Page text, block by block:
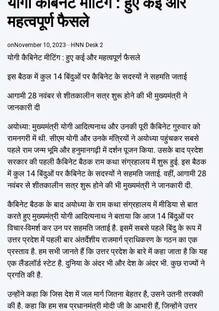
महत्वपूर्ण फैसले
onNovember 10, 2023 HNN Desk 2
योगी कैबिनेट मीटिंग : हुए कई और महत्वपूर्ण फैसले
इस बैठक में कुल 14 बिंदुओं पर कैबिनेट के सदस्यों ने सहमति जताई
आगामी 28 नवंबर से शीतकालीन सत्र शुरू होने की भी मुख्यमंत्री ने
जानकारी दी
अयोध्या: मुख्यमंत्री योगी आदित्यनाथ और उनकी पूरी कैबिनेट गुरुवार को
रामनगरी में थी. सीएम योगी और उनके मंत्रियों ने अयोध्या पहुंचकर सबसे
पहले राम जन्म भूमि और हनुमानगढ़ी में दर्शन पूजन किया. उसके बाद प्रदेश
सरकार की पहली कैबिनेट बैठक राम कथा संग्रहालय में शुरू हुई. इस बैठक
में कुल 14 बिंदुओं पर कैबिनेट के सदस्यों ने सहमति जताई. वहीं, आगामी 28
नवंबर से शीतकालीन सत्र शुरू होने की भी मुख्यमंत्री ने जानकारी दी.
कैबिनेट बैठक के बाद अयोध्या के राम कथा संग्रहालय में मीडिया से बात
करते हुए मुख्यमंत्री योगी आदित्यनाथ ने बताया कि आज 14 बिंदुओं पर
विचार-विमर्श कर उन पर सहमति जताई है. इसमें सबसे पहले बिंदु के रूप में
उत्तर प्रदेश में पहली बार अंतर्देशीय राजमार्ग प्राधिकरण के गठन का एक
प्रस्ताव है. हम सभी जानते हैं कि उत्तर प्रदेश के बारे में कहा जाता है कि यह
एक लैंडलॉर्ड स्टेट है. दुनिया के अंदर भी और देश के अंदर भी. कुछ राज्यों ने
प्रगति की है.
उन्होंने कहा कि जिस देश में जल मार्ग जितना बेहतर है, उसने उतनी तरक्की
की है. कहा कि हम सब प्रधानमंत्री मोदी जी के आभारी हैं, जिन्होंने उत्तर